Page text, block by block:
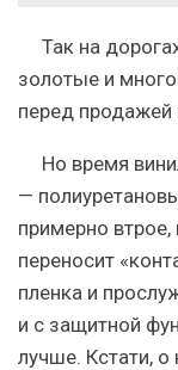
Так на
золотые и
перед продажей
Но время
—
примерно
переносит
пленка и
и с защитной
лучше. Кстати, о